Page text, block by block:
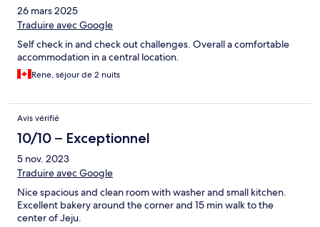
26 mars 2025
Traduire avec Google
Self check in and check out challenges. Overall a comfortable
accommodation in a central location.
Rene, séjour de 2 nuits
Avis vérifié
10/10 – Exceptionnel
5 nov. 2023
Traduire avec Google
Nice spacious and clean room with washer and small kitchen.
Excellent bakery around the corner and 15 min walk to the
center of Jeju.